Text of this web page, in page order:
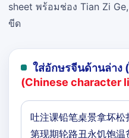
sheet พร้อมช่อง Tian Zi
ขีด
ใส่อักษรจีนด้านล่าง
(Chinese character